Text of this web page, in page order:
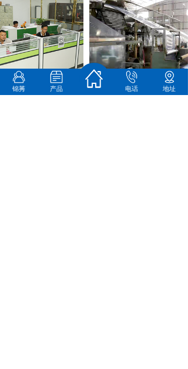
锦莠 产品 电话 地址